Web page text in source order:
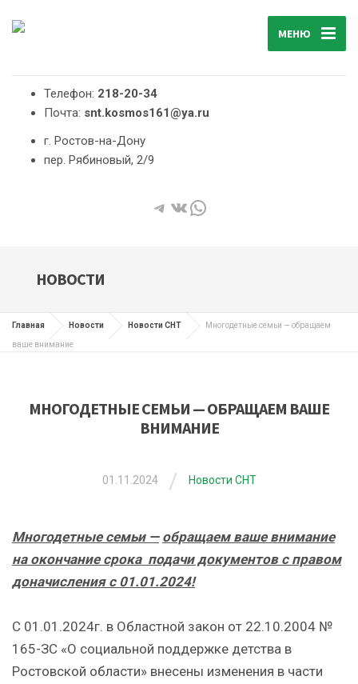
МЕНЮ
Телефон: 218-20-34
Почта: snt.kosmos161@ya.ru
г. Ростов-на-Дону
пер. Рябиновый, 2/9
Telegram
ВКонтакте
WhatsApp
НОВОСТИ
Главная Новости Новости СНТ Многодетные семьи — обращаем
ваше внимание
МНОГОДЕТНЫЕ СЕМЬИ — ОБРАЩАЕМ ВАШЕ
ВНИМАНИЕ
01.11.2024 / Новости СНТ
Многодетные семьи — обращаем ваше внимание
на окончание срока подачи документов с правом
доначисления с 01.01.2024!
С 01.01.2024г. в Областной закон от 22.10.2004 №
165-ЗС «О социальной поддержке детства в
Ростовской области» внесены изменения в части